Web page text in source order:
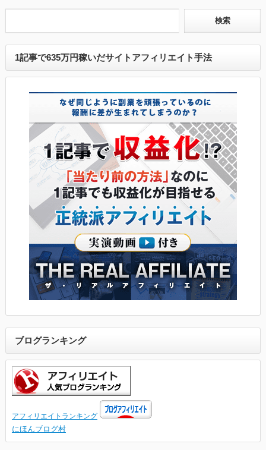
1記事で635万円稼いだサイトアフィリエイト手法
ブログランキング
アフィリエイトランキング
にほんブログ村